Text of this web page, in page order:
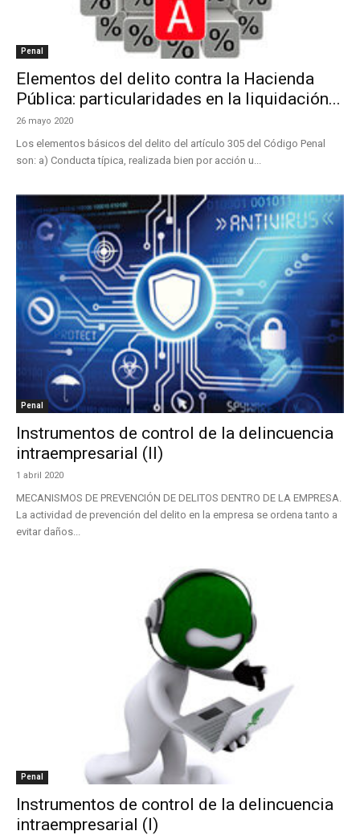
Penal
Elementos del delito contra la Hacienda
Pública: particularidades en la liquidación...
26 mayo 2020
Los elementos básicos del delito del artículo 305 del Código Penal
son: a) Conducta típica, realizada bien por acción u...
Penal
Instrumentos de control de la delincuencia
intraempresarial (II)
1 abril 2020
MECANISMOS DE PREVENCIÓN DE DELITOS DENTRO DE LA EMPRESA.
La actividad de prevención del delito en la empresa se ordena tanto a
evitar daños...
Penal
Instrumentos de control de la delincuencia
intraempresarial (I)